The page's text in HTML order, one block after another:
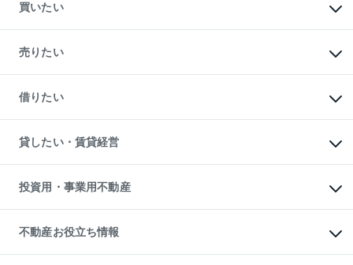
買いたい
新築・分譲マンションの購入
中古マンションの購入
一戸建ての購入
中古一戸建ての購入
不動産購入の流れ
注目キーワード物件特集
購入ガイド
English 繁体中文簡体中文
売りたい
一戸建ての売却・査定
土地の売却・査定
スピードAI査定
不動産査定について
不動産売却の流れ
不動産買換えの流れ
売却ガイド
借りたい
オフィス・店舗の賃貸
借りるときの流れ
借りるガイド
貸したい・賃貸経営
マンション賃料データ
賃貸管理プラン
リロケーションについて
貸すガイド
投資用・事業用不動産
事業用不動産
マンション投資
投資用マンション
不動産お役立ち情報